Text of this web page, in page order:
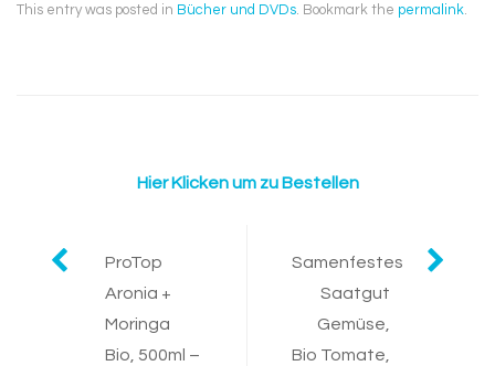
This entry was posted in Bücher und DVDs . Bookmark the permalink
Hier Klicken um zu Bestellen
Post
navigation
ProTop
Aronia +
Moringa
Bio, 500ml –
Samenfestes
Saatgut
Gemüse,
Bio Tomate,